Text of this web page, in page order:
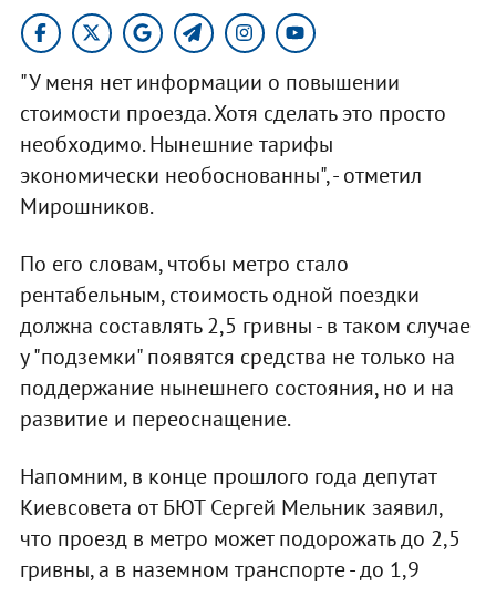
"У меня нет информации о повышении
стоимости проезда. Хотя сделать это просто
необходимо. Нынешние тарифы
экономически необоснованны", - отметил
Мирошников.
По его словам, чтобы метро стало
рентабельным, стоимость одной поездки
должна составлять 2,5 гривны - в таком случае
у "подземки" появятся средства не только на
поддержание нынешнего состояния, но и на
развитие и переоснащение.
Напомним, в конце прошлого года депутат
Киевсовета от БЮТ Сергей Мельник заявил,
что проезд в метро может подорожать до 2,5
гривны, а в наземном транспорте - до 1,9